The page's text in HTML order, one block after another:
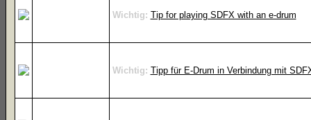
Wichtig: Tip for playing SDFX with an e-drum
Wichtig: Tipp für E-Drum in Verbindung mit